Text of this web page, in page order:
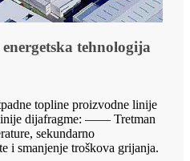
tehnologija
topline proizvodne linije
dijafragme: —— Tretman
sekundarno
i smanjenje troškova grijanja.